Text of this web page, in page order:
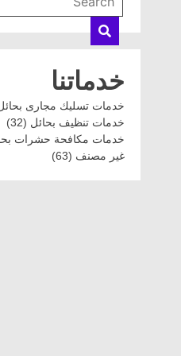
خدماتنا
خدمات تسليك مجارى
خدمات تنظيف بحائل (32)
خدمات مكافحة حشرات
غير مصنف (63)